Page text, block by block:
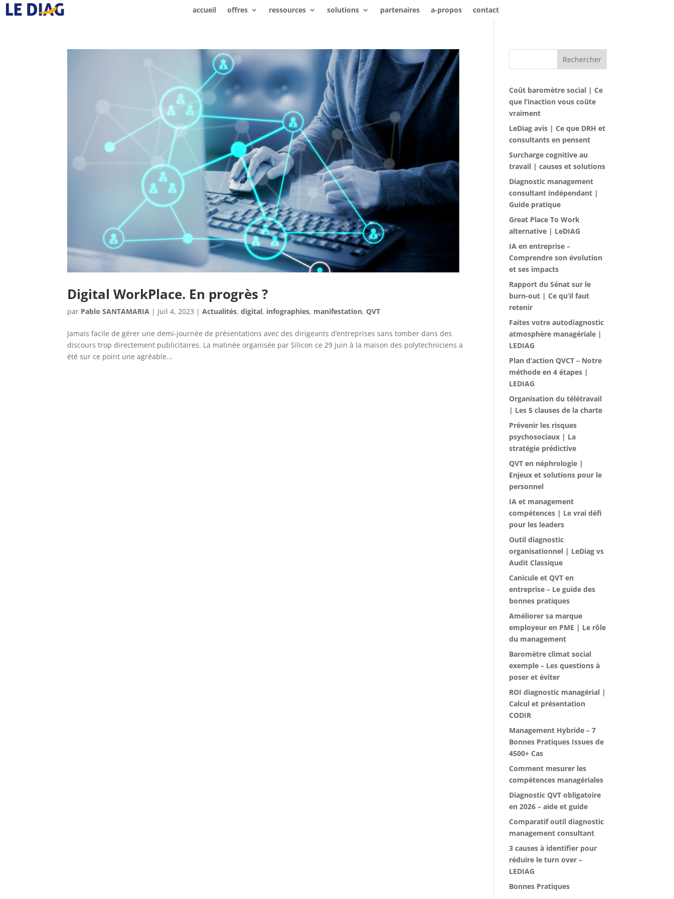
accueil offres ressources solutions partenaires a-propos contact
Digital WorkPlace. En progrès ?
par Pablo SANTAMARIA | Juil 4, 2023 |Actualités,digital, infographies, manifestation,QVT
Jamais facile de gérer une demi-journée de présentations avec des dirigeants d’entreprises sans tomber dans des
discours trop directement publicitaires. La matinée organisée par Silicon ce 29 juin à la maison des polytechniciens a
été sur ce point une agréable...
Rechercher
Coût baromètre social | Ce
que l’inaction vous coûte
vraiment
LeDiag avis | Ce que DRH et
consultants en pensent
Surcharge cognitive au
travail | causes et solutions
Diagnostic management
consultant indépendant |
Guide pratique
Great Place To Work
alternative | LeDIAG
IA en entreprise –
Comprendre son évolution
et ses impacts
Rapport du Sénat sur le
burn-out | Ce qu’il faut
retenir
Faites votre autodiagnostic
atmosphère managériale |
LEDIAG
Plan d’action QVCT – Notre
méthode en 4 étapes |
LEDIAG
Organisation du télétravail
| Les 5 clauses de la charte
Prévenir les risques
psychosociaux | La
stratégie prédictive
QVT en néphrologie |
Enjeux et solutions pour le
personnel
IA et management
compétences | Le vrai défi
pour les leaders
Outil diagnostic
organisationnel | LeDiag vs
Audit Classique
Canicule et QVT en
entreprise – Le guide des
bonnes pratiques
Améliorer sa marque
employeur en PME | Le rôle
du management
Baromètre climat social
exemple – Les questions à
poser et éviter
ROI diagnostic managérial |
Calcul et présentation
CODIR
Management Hybride – 7
Bonnes Pratiques Issues de
4500+ Cas
Comment mesurer les
compétences managériales
Diagnostic QVT obligatoire
en 2026 – aide et guide
Comparatif outil diagnostic
management consultant
3 causes à identifier pour
réduire le turn over –
LEDIAG
Bonnes Pratiques